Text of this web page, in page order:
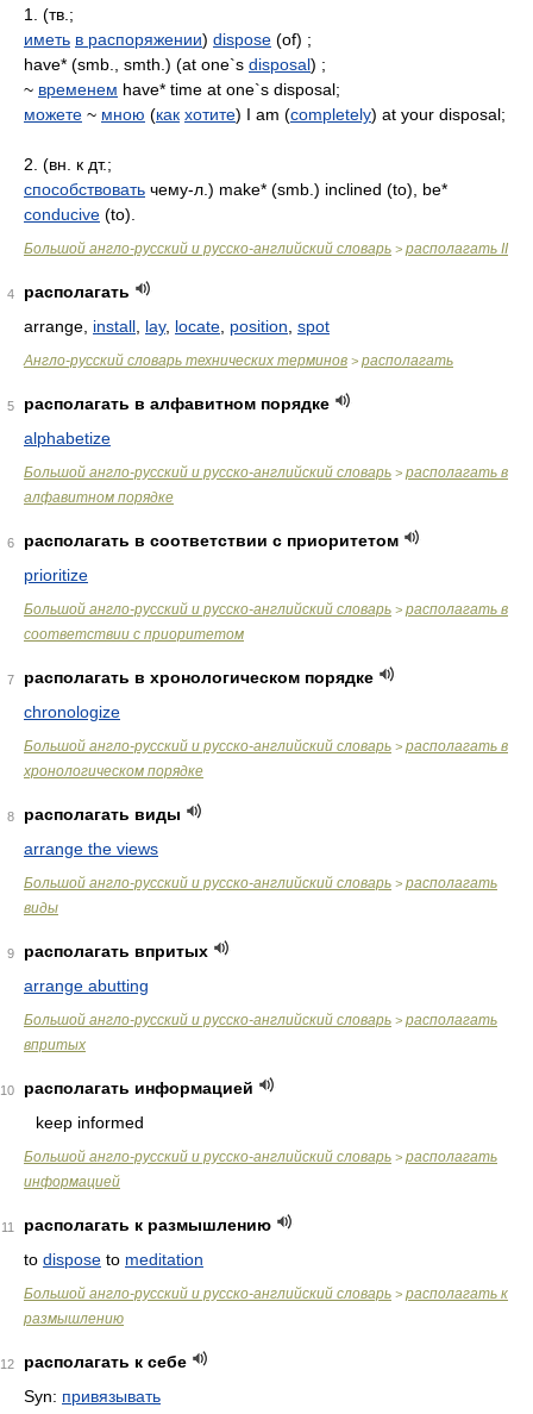
1. (тв.;
иметь в распоряжении) dispose (of) ;
have* (smb., smth.) (at one`s disposal) ;
~ временем have* time at one`s disposal;
можете ~ мною (как хотите) I am (completely) at your disposal;
2. (вн. к дт.;
способствовать чему-л.) make* (smb.) inclined (to), be*
conducive (to).
Большой англо-русский и русско-английский словарь > располагать II
4
располагать
arrange, install lay, locate position spot
Англо-русский словарь технических терминов > располагать
5
располагать в алфавитном порядке
alphabetize
Большой англо-русский и русско-английский словарь > располагать в
алфавитном порядке
6
располагать в соответствии с приоритетом
prioritize
Большой англо-русский и русско-английский словарь > располагать в
соответствии с приоритетом
7
располагать в хронологическом порядке
chronologize
Большой англо-русский и русско-английский словарь > располагать в
хронологическом порядке
8
располагать виды
arrange the views
Большой англо-русский и русско-английский словарь > располагать
виды
9
располагать впритых
arrange abutting
Большой англо-русский и русско-английский словарь > располагать
впритых
10
располагать информацией
keep informed
Большой англо-русский и русско-английский словарь > располагать
информацией
11
располагать к размышлению
to dispose to meditation
Большой англо-русский и русско-английский словарь > располагать к
размышлению
12
располагать к себе
Syn: привязывать